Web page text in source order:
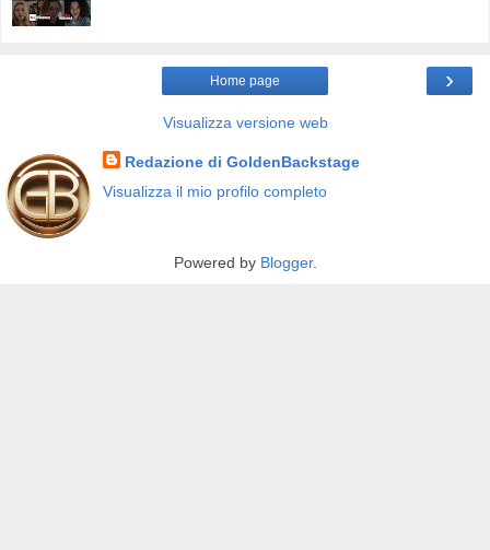
›
Home page
Visualizza versione web
Redazione di GoldenBackstage
Visualizza il mio profilo completo
Powered by Blogger.